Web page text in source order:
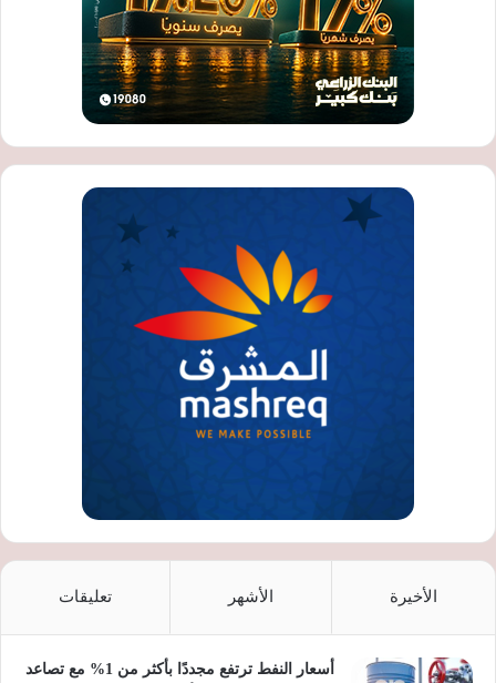
الأخيرة الأشهر تعليقات
أسعار النفط ترتفع مجددًا بأكثر من 1% مع تصاعد